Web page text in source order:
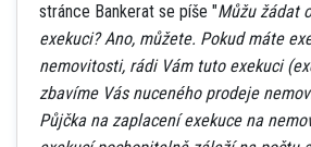
stránce Bankerat se píše "Můžu žádat
exekuci? Ano, můžete. Pokud máte
nemovitosti, rádi Vám tuto exekuci
zbavíme Vás nuceného prodeje
Půjčka na zaplacení exekuce na